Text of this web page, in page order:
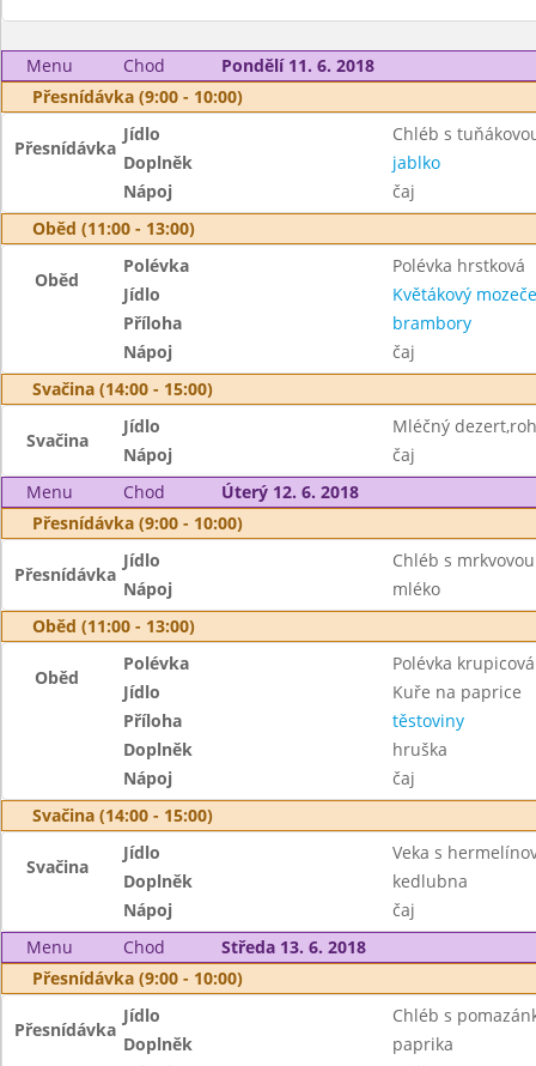
Menu Chod
Pondělí 11. 6. 2018
Přesnídávka (9:00 - 10:00)
Přesnídávka
Jídlo
Chléb s
Doplněk
jablko
Nápoj
čaj
Oběd (11:00 - 13:00)
Oběd
Polévka
Polévka hrstková
Jídlo
Květákový
Příloha
brambory
Nápoj
čaj
Svačina (14:00 - 15:00)
Svačina
Jídlo
Mléčný
Nápoj
čaj
Menu
Chod
Úterý 12. 6. 2018
Přesnídávka (9:00 - 10:00)
Přesnídávka
Jídlo
Chléb s
Nápoj
mléko
Oběd (11:00 - 13:00)
Oběd
Polévka
Polévka krupicová
Jídlo
Kuře na paprice
Příloha
těstoviny
Doplněk
hruška
Nápoj
čaj
Svačina (14:00 - 15:00)
Svačina
Jídlo
Veka s
Doplněk
kedlubna
Nápoj
čaj
Menu
Chod
Středa 13. 6. 2018
Přesnídávka (9:00 - 10:00)
Přesnídávka
Jídlo
Chléb s
Doplněk
paprika